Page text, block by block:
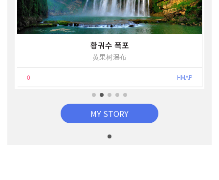
황궈수 폭포
黄果树瀑布
0 HMAP
MY STORY